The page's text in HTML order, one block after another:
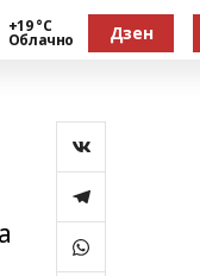
+19 °С
Облачно Дзен